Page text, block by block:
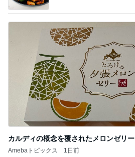
カルディの概念を覆されたメロンゼリー
Amebaトピックス 1日前